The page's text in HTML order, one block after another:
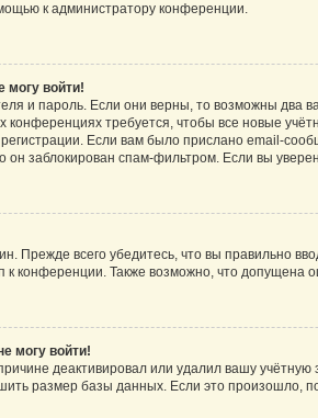
к администратору конференции.
могу войти!
и пароль. Если они верны, то возможны два
требуется, чтобы все новые
Если вам было прислано email-
он заблокирован спам-фильтром. Если вы
Прежде всего убедитесь, что вы правильно
к конференции. Также возможно, что
могу войти!
деактивировал или удалил вашу
размер базы данных. Если это произошло,